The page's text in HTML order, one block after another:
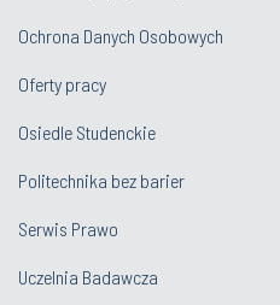
Ochrona Danych Osobowych
Oferty pracy
Osiedle Studenckie
Politechnika bez barier
Serwis Prawo
Uczelnia Badawcza